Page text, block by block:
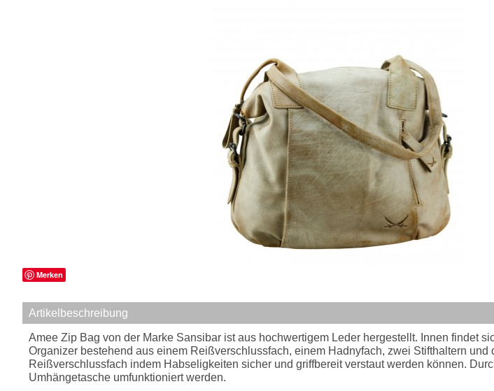
Merken
Artikelbeschreibung
Amee Zip Bag von der Marke Sansibar ist aus hochwertigem Leder hergestellt. Innen findet
Organizer bestehend aus einem Reißverschlussfach, einem Hadnyfach, zwei Stifthaltern
Reißverschlussfach indem Habseligkeiten sicher und griffbereit verstaut werden können.
Umhängetasche umfunktioniert werden.